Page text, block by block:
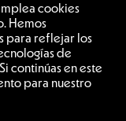
cookies
Hemos
para reflejar los
de
continúas en este
para nuestro